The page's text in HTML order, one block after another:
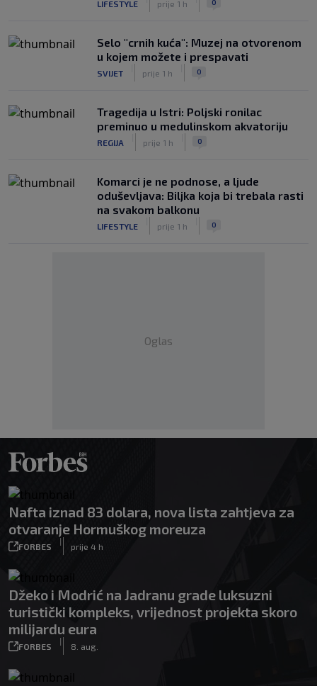
LIFESTYLE prije 1 h 0
Selo "crnih kuća": Muzej na otvorenom
u kojem možete i prespavati
SVIJET prije 1 h 0
Tragedija u Istri: Poljski ronilac
preminuo u medulinskom akvatoriju
REGIJA prije 1 h 0
Komarci je ne podnose, a ljude
oduševljava: Biljka koja bi trebala rasti
na svakom balkonu
LIFESTYLE prije 1 h 0
Oglas
Nafta iznad 83 dolara, nova lista zahtjeva za
otvaranje Hormuškog moreuza
FORBES
|
prije 4 h
Džeko i Modrić na Jadranu grade luksuzni
turistički kompleks, vrijednost projekta skoro
milijardu eura
FORBES
|
8. aug.